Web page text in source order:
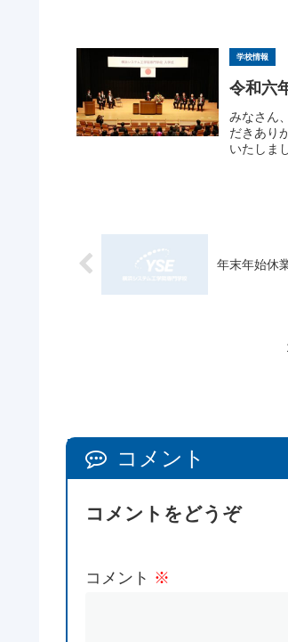
学校情報
令和六
みなさん
だきあり
いたしま
年末年始休
コメント
コメントをどうぞ
コメント ※